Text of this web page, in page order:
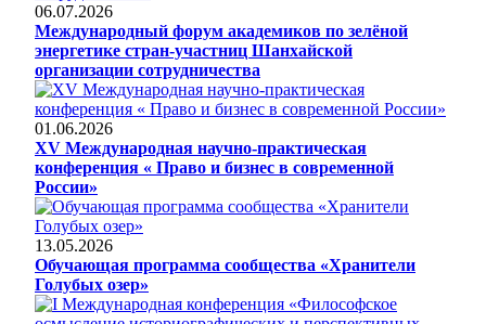
06.07.2026
Международный форум академиков по зелёной
энергетике стран-участниц Шанхайской
организации сотрудничества
01.06.2026
XV Международная научно-практическая
конференция « Право и бизнес в современной
России»
13.05.2026
Обучающая программа сообщества «Хранители
Голубых озер»